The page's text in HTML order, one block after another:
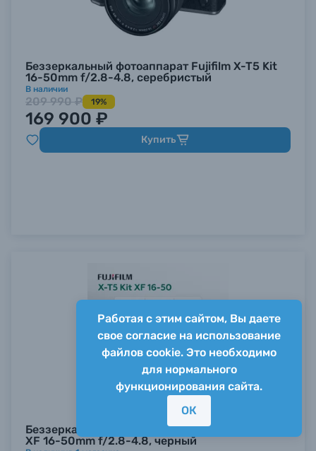
Беззеркальный фотоаппарат Fujifilm X-T5 Kit
16-50mm f/2.8-4.8, серебристый
В наличии
209 990 ₽ 19%
169 900 ₽
Купить
Беззеркальный фотоаппарат Fujifilm X-T5 Kit
XF 16-50mm f/2.8-4.8, черный
Работая с этим сайтом, Вы даете
свое согласие на использование
файлов cookie. Это необходимо
для нормального
функционирования сайта.
ОК